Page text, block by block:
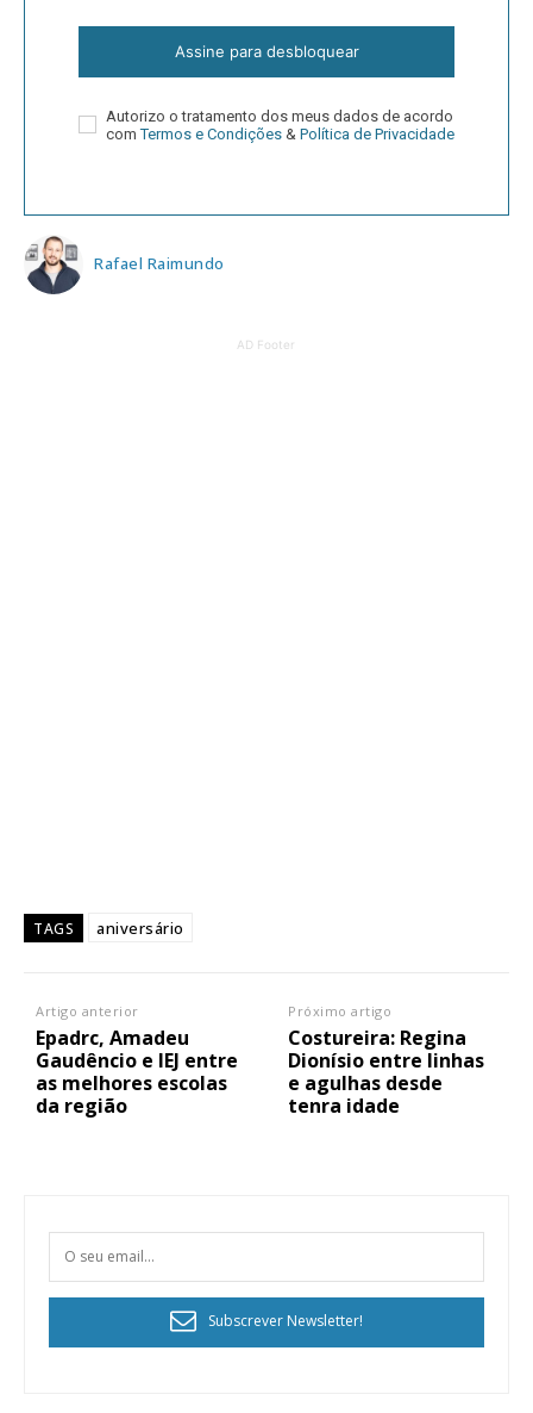
Assine para desbloquear
Autorizo o tratamento dos meus dados de acordo
comTermos e Condições & Política de Privacidade
Rafael Raimundo
AD Footer
TAGS aniversário
Artigo anterior
Epadrc, Amadeu
Gaudêncio e IEJ entre
as melhores escolas
da região
Próximo artigo
Costureira: Regina
Dionísio entre linhas
e agulhas desde
tenra idade
Subscrever Newsletter!